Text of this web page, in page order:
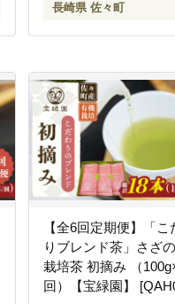
長崎県 佐々町
【全6回定期便】「こ
りブレンド茶」さざ
栽培茶 初摘み （
回）【宝緑園】